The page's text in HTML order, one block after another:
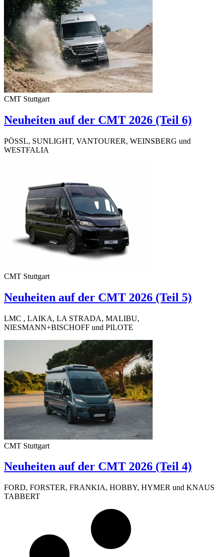
CMT Stuttgart
Neuheiten auf der CMT 2026 (Teil 6)
PÖSSL, SUNLIGHT, VANTOURER, WEINSBERG und
WESTFALIA
CMT Stuttgart
Neuheiten auf der CMT 2026 (Teil 5)
LMC , LAIKA, LA STRADA, MALIBU,
NIESMANN+BISCHOFF und PILOTE
CMT Stuttgart
Neuheiten auf der CMT 2026 (Teil 4)
FORD, FORSTER, FRANKIA, HOBBY, HYMER und KNAUS
TABBERT